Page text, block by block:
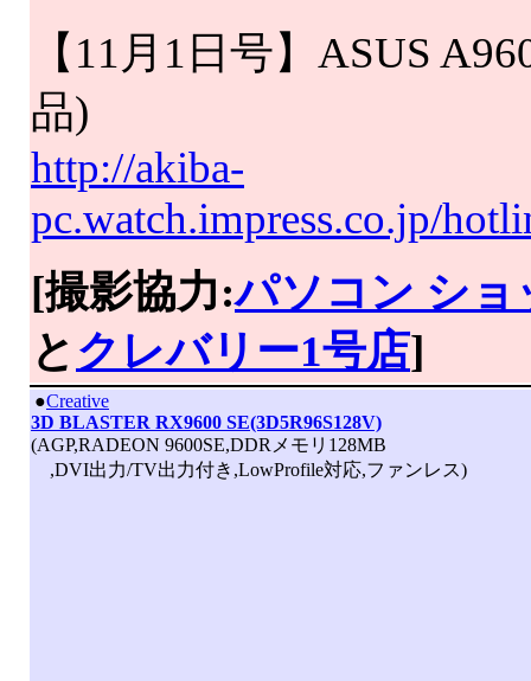
【11月1日号】ASUS
品)
http://akiba-
pc.watch.impress.co.jp/
[撮影協力:パソコン ショ
と クレバリー1号店]
●Creative
3D BLASTER RX9600 SE(3D5R96S128V)
(AGP,RADEON 9600SE,DDRメモリ128MB
,DVI出力/TV出力付き,LowProfile対応,ファンレス)